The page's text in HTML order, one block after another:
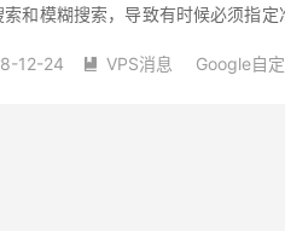
索和模糊搜索，导致有时候必须指
12-24  VPS消息 Google自